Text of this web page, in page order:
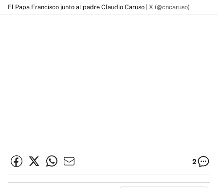
El Papa Francisco junto al padre Claudio Caruso | X (@cncaruso)
2